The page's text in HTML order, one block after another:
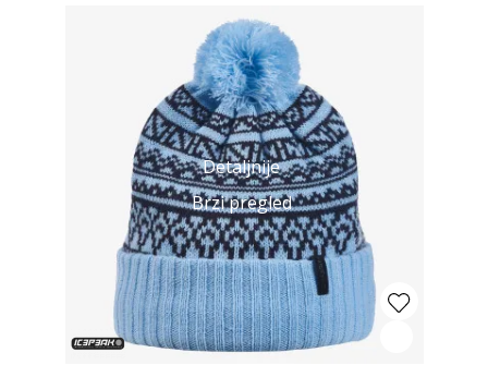
Detaljnije
Brzi pregled